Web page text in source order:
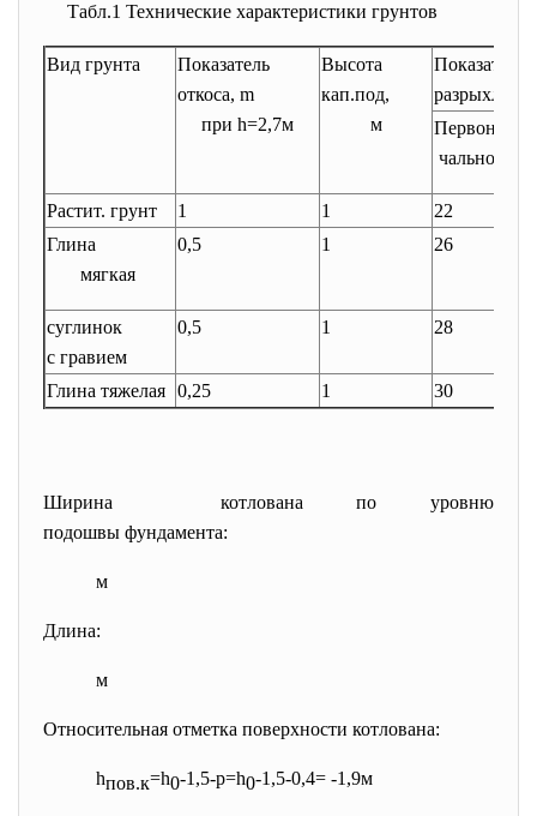
Табл.1 Технические характеристики грунтов
Вид грунта
Показатель
откоса, m
при h=2,7м
Высота
кап.под,
м
Показатель
Первона
чального
Растит. грунт 1 1 22
Глина
мягкая
0,5 1 26
суглинок
с гравием
0,5 1 28
Глина тяжелая 0,25 1 30
Ширина котлована по уровню
подошвы фундамента:
м
Длина:
м
Относительная отметка поверхности котлована:
hпов.к=h0-1,5-p=h0-1,5-0,4= -1,9м